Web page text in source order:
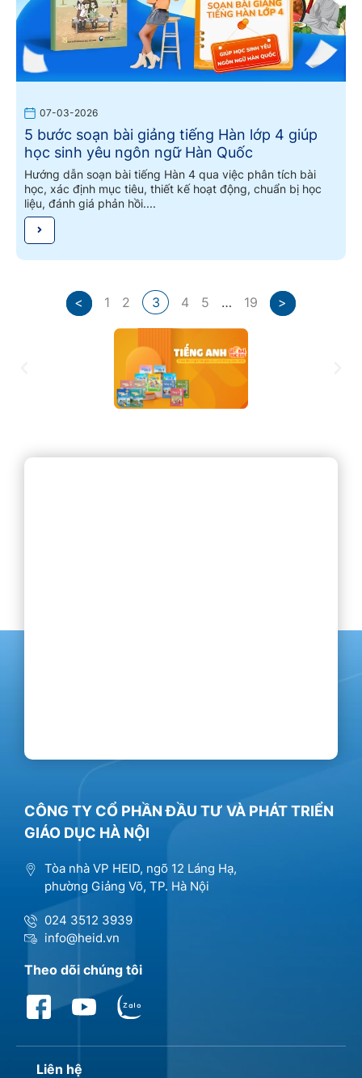
07-03-2026
5 bước soạn bài giảng tiếng Hàn lớp 4 giúp
học sinh yêu ngôn ngữ Hàn Quốc
Hướng dẫn soạn bài tiếng Hàn 4 qua việc phân tích bài
học, xác định mục tiêu, thiết kế hoạt động, chuẩn bị học
liệu, đánh giá phản hồi....
< 1 2 3 4 5 … 19 >
CÔNG TY CỔ PHẦN ĐẦU TƯ VÀ PHÁT TRIỂN
GIÁO DỤC HÀ NỘI
Tòa nhà VP HEID, ngõ 12 Láng Hạ,
phường Giảng Võ, TP. Hà Nội
024 3512 3939
info@heid.vn
Theo dõi chúng tôi
Liên hệ